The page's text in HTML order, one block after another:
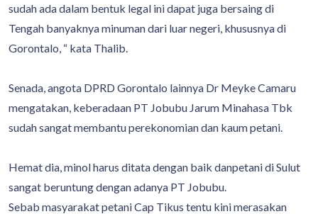
sudah ada dalam bentuk legal ini dapat juga bersaing di
Tengah banyaknya minuman dari luar negeri, khususnya di
Gorontalo, “ kata Thalib.
Senada, angota DPRD Gorontalo lainnya Dr Meyke Camaru
mengatakan, keberadaan PT Jobubu Jarum Minahasa Tbk
sudah sangat membantu perekonomian dan kaum petani.
Hemat dia, minol harus ditata dengan baik danpetani di Sulut
sangat beruntung dengan adanya PT Jobubu.
Sebab masyarakat petani Cap Tikus tentu kini merasakan